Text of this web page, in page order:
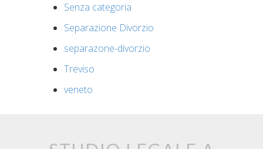
Senza categoria
Separazione Divorzio
separazone-divorzio
Treviso
veneto